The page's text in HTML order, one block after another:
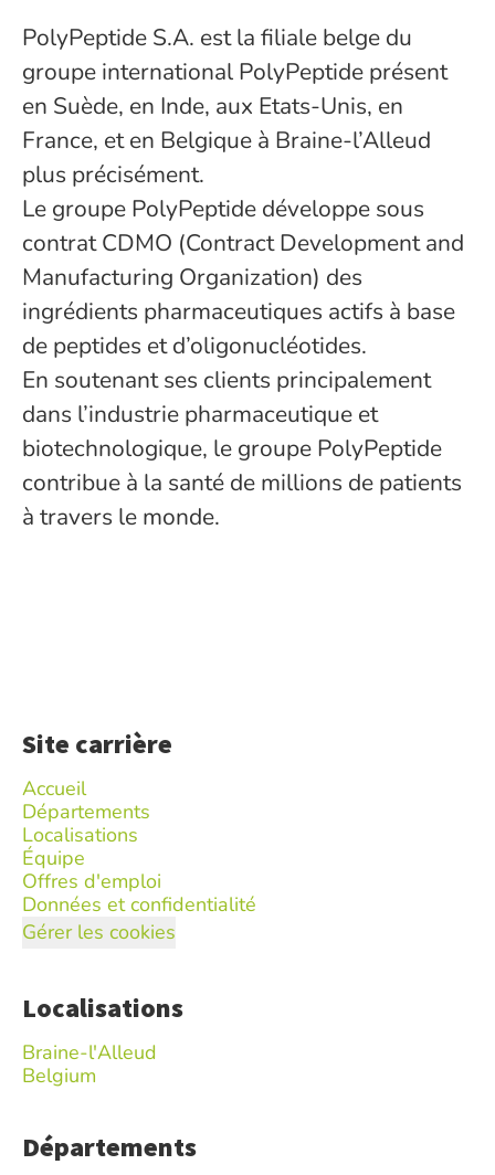
PolyPeptide S.A. est la filiale belge du
groupe international PolyPeptide présent
en Suède, en Inde, aux Etats-Unis, en
France, et en Belgique à Braine-l’Alleud
plus précisément.
Le groupe PolyPeptide développe sous
contrat CDMO (Contract Development and
Manufacturing Organization) des
ingrédients pharmaceutiques actifs à base
de peptides et d’oligonucléotides.
En soutenant ses clients principalement
dans l’industrie pharmaceutique et
biotechnologique, le groupe PolyPeptide
contribue à la santé de millions de patients
à travers le monde.
Site carrière
Accueil
Départements
Localisations
Équipe
Offres d'emploi
Données et confidentialité
Gérer les cookies
Localisations
Braine-l'Alleud
Belgium
Départements